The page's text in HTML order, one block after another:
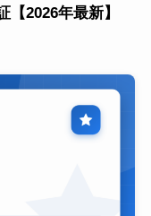
2026年最新】